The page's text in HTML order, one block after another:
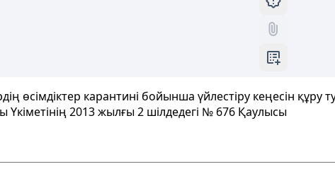
карантині бойынша үйлестіру кеңесін құру
Үкіметінің 2013 жылғы 2 шілдедегі № 676 Қаулысы